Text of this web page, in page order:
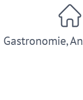
Gastronomie,